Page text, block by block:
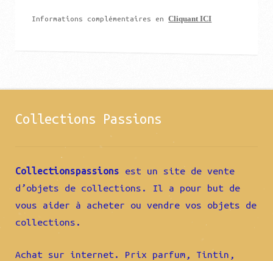
Informations complémentaires enCliquant ICI
Collections Passions
Collectionspassions est un site de vente
d’objets de collections. Il a pour but de
vous aider à acheter ou vendre vos objets de
collections.
Achat sur internet. Prix parfum, Tintin,